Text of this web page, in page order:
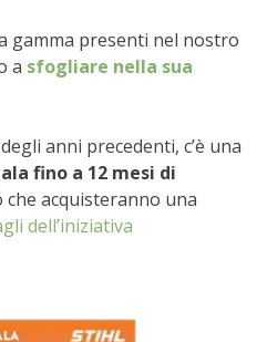
gamma presenti nel nostro
a sfogliare nella sua
anni precedenti, c’è una
fino a 12 mesi di
acquisteranno una
dell’iniziativa